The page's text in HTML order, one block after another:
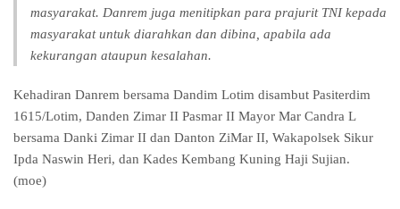
masyarakat. Danrem juga menitipkan para prajurit TNI kepada
masyarakat untuk diarahkan dan dibina, apabila ada
kekurangan ataupun kesalahan.
Kehadiran Danrem bersama Dandim Lotim disambut Pasiterdim
1615/Lotim, Danden Zimar II Pasmar II Mayor Mar Candra L
bersama Danki Zimar II dan Danton ZiMar II, Wakapolsek Sikur
Ipda Naswin Heri, dan Kades Kembang Kuning Haji Sujian.
(moe)